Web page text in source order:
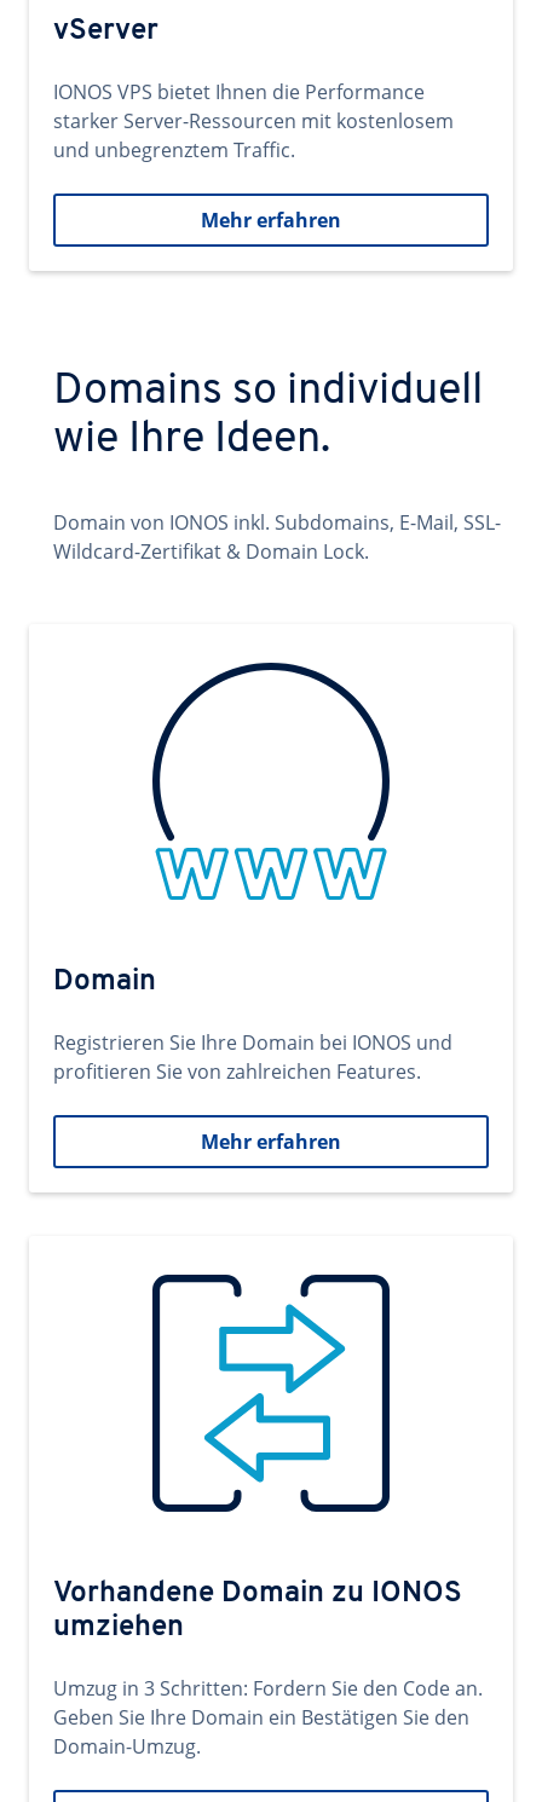
vServer
IONOS VPS bietet Ihnen die Performance
starker Server-Ressourcen mit kostenlosem
und unbegrenztem Traffic.
Mehr erfahren
Domains so individuell
wie Ihre Ideen.
Domain von IONOS inkl. Subdomains, E-Mail, SSL-
Wildcard-Zertifikat & Domain Lock.
Domain
Registrieren Sie Ihre Domain bei IONOS und
profitieren Sie von zahlreichen Features.
Mehr erfahren
Vorhandene Domain zu IONOS
umziehen
Umzug in 3 Schritten: Fordern Sie den Code an.
Geben Sie Ihre Domain ein Bestätigen Sie den
Domain-Umzug.